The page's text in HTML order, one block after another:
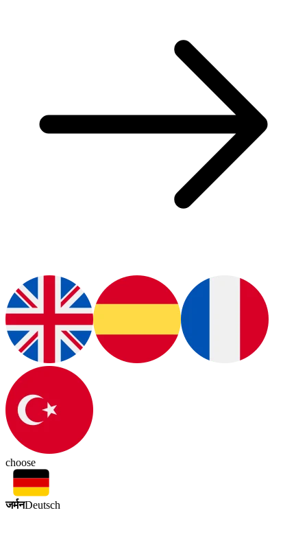
choose
जर्मनDeutsch